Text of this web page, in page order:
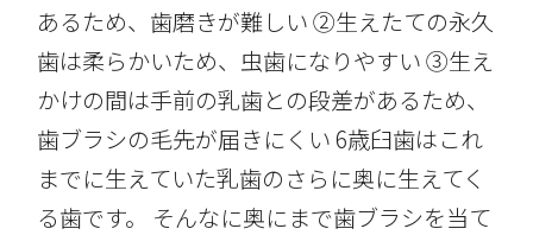
あるため、歯磨きが難しい ②生えたての永久
歯は柔らかいため、虫歯になりやすい ③生え
かけの間は手前の乳歯との段差があるため、
歯ブラシの毛先が届きにくい 6歳臼歯はこれ
までに生えていた乳歯のさらに奥に生えてく
る歯です。 そんなに奥にまで歯ブラシを当て